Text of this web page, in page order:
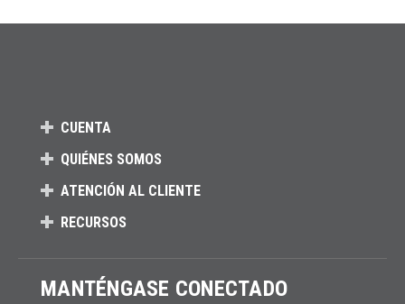
CUENTA
QUIÉNES SOMOS
ATENCIÓN AL CLIENTE
RECURSOS
MANTÉNGASE CONECTADO